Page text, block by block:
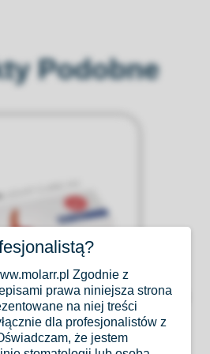
Podobne
Zgodnie z
prawa niniejsza strona
na niej treści
dla profesjonalistów z
że jestem